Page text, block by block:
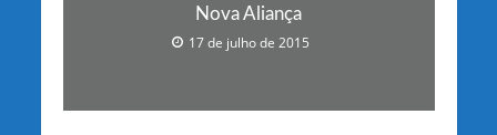
Nova Aliança
17 de julho de 2015